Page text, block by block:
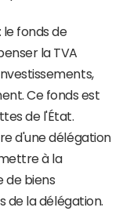
le fonds de
la TVA
Ce fonds est
de l'État.
d'une délégation
à la
de biens
de la délégation.